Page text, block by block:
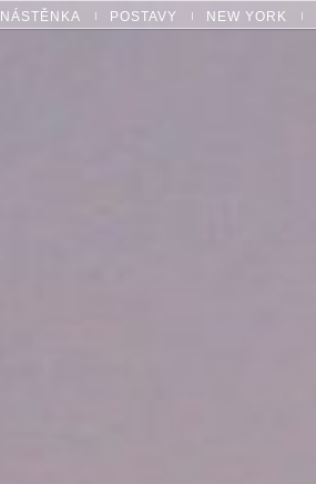
NÁSTĚNKA POSTAVY NEW YORK